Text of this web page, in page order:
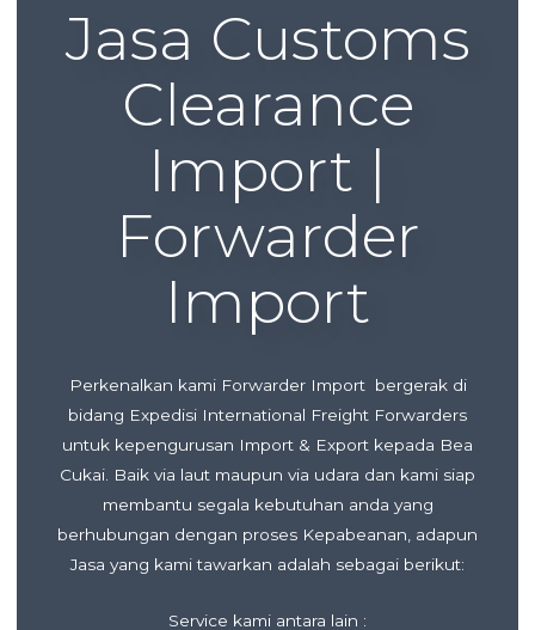
Jasa Customs
Clearance
Import |
Forwarder
Import
Perkenalkan kami Forwarder Import bergerak di
bidang Expedisi International Freight Forwarders
untuk kepengurusan Import & Export kepada Bea
Cukai. Baik via laut maupun via udara dan kami siap
membantu segala kebutuhan anda yang
berhubungan dengan proses Kepabeanan, adapun
Jasa yang kami tawarkan adalah sebagai berikut:
Service kami antara lain :